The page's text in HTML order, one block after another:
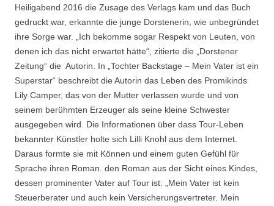
Heiligabend 2016 die Zusage des Verlags kam und das Buch
gedruckt war, erkannte die junge Dorstenerin, wie unbegründet
ihre Sorge war. „Ich bekomme sogar Respekt von Leuten, von
denen ich das nicht erwartet hätte“, zitierte die „Dorstener
Zeitung“ die Autorin. In „Tochter Backstage – Mein Vater ist ein
Superstar“ beschreibt die Autorin das Leben des Promikinds
Lily Camper, das von der Mutter verlassen wurde und von
seinem berühmten Erzeuger als seine kleine Schwester
ausgegeben wird. Die Informationen über dass Tour-Leben
bekannter Künstler holte sich Lilli Knohl aus dem Internet.
Daraus formte sie mit Können und einem guten Gefühl für
Sprache ihren Roman. den Roman aus der Sicht eines Kindes,
dessen prominenter Vater auf Tour ist: „Mein Vater ist kein
Steuerberater und auch kein Versicherungsvertreter. Mein